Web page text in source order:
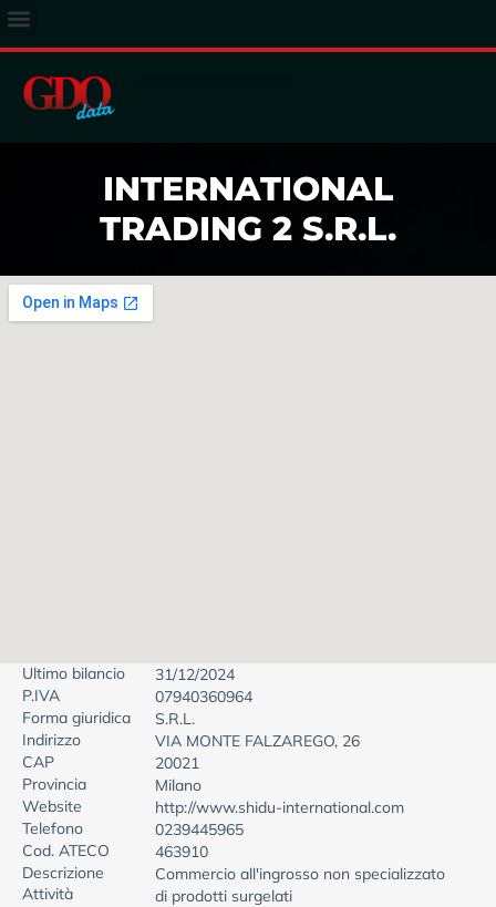
INTERNATIONAL
TRADING 2 S.R.L.
Ultimo bilancio
31/12/2024
P.IVA
07940360964
Forma giuridica
S.R.L.
Indirizzo
VIA MONTE FALZAREGO, 26
CAP
20021
Provincia
Milano
Website
http://www.shidu-international.com
Telefono
0239445965
Cod. ATECO
463910
Descrizione
Attività
Commercio all'ingrosso non specializzato
di prodotti surgelati